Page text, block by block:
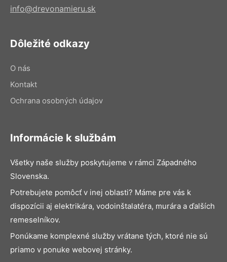
info@drevonamieru.sk
Dôležité odkazy
O nás
Kontakt
Ochrana osobných údajov
Informácie k službám
Všetky naše služby poskytujeme v rámci Západného
Slovenska.
Potrebujete pomôcť v inej oblasti? Máme pre vás k
dispozícii aj elektrikára, vodoinštalatéra, murára a ďalších
remeselníkov.
Ponúkame komplexné služby vrátane tých, ktoré nie sú
priamo v ponuke webovej stránky.